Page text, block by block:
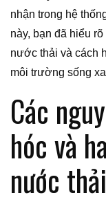
nhận trong hệ
này, bạn đã hiểu
nước thải và cách
môi trường sống
Các
hóc và
nước thải